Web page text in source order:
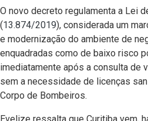
O novo decreto regulamenta a Lei
(13.874/2019), considerada um
e modernização do ambiente de
enquadradas como de baixo risco
imediatamente após a consulta de
sem a necessidade de licenças
Corpo de Bombeiros.